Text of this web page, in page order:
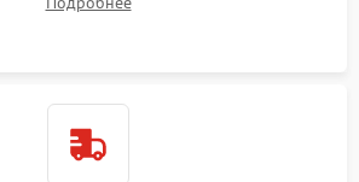
износ, а манжеты люка на разрывы.